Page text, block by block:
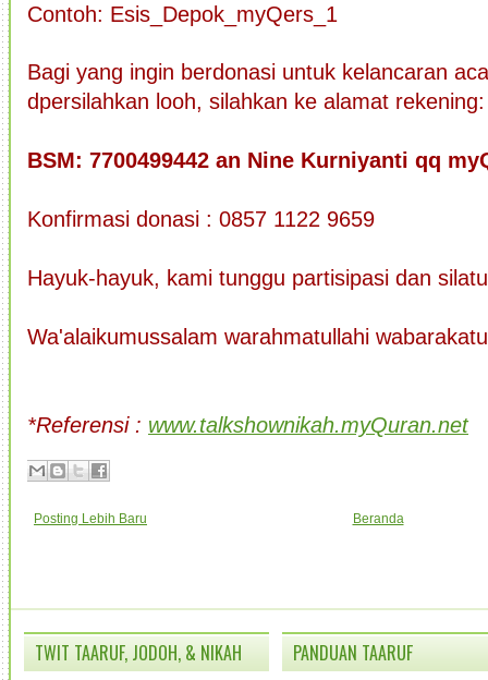
Contoh: Esis_Depok_myQers_1
Bagi yang ingin berdonasi untuk kelancaran
dpersilahkan looh, silahkan ke alamat rekening:
BSM: 7700499442 an Nine Kurniyanti qq
Konfirmasi donasi : 0857 1122 9659
Hayuk-hayuk, kami tunggu partisipasi dan
Wa'alaikumussalam warahmatullahi
*Referensi : www.talkshownikah.myQuran.net
Posting Lebih Baru Beranda
TWIT TAARUF, JODOH, & NIKAH PANDUAN TAARUF